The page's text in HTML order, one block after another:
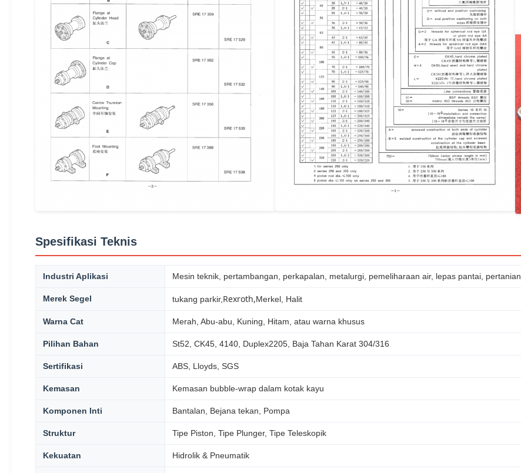
Spesifikasi Teknis
Industri Aplikasi Mesin teknik, pertambangan, perkapalan, metalurgi, pemeliharaan air, lepas pantai, pertanian
Merek Segel tukang parkir, Rexroth,Merkel, Halit
Warna Cat Merah, Abu-abu, Kuning, Hitam, atau warna khusus
Pilihan Bahan St52, CK45, 4140, Duplex2205, Baja Tahan Karat 304/316
Sertifikasi ABS, Lloyds, SGS
Kemasan Kemasan bubble-wrap dalam kotak kayu
Komponen Inti Bantalan, Bejana tekan, Pompa
Struktur Tipe Piston, Tipe Plunger, Tipe Teleskopik
Kekuatan Hidrolik & Pneumatik